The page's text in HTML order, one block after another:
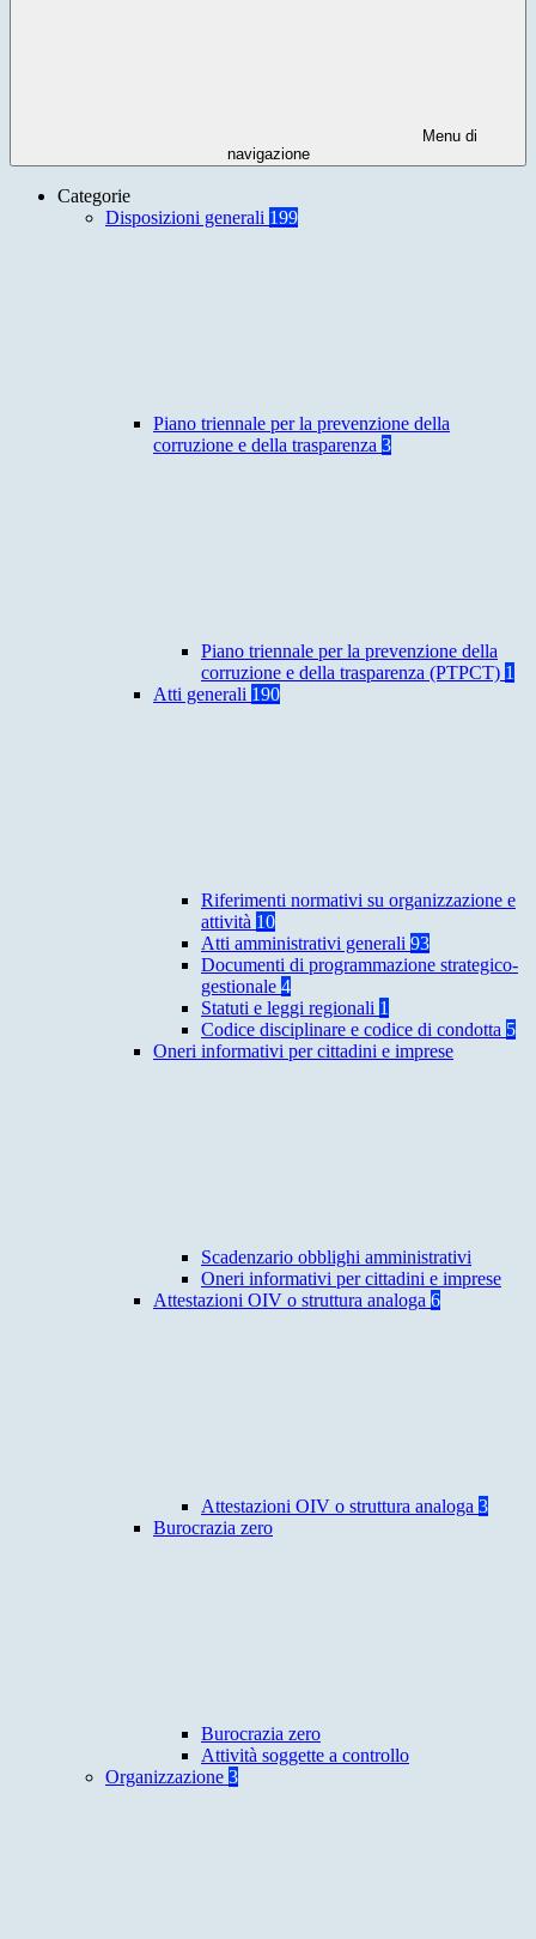
Menu di
navigazione
Categorie
Disposizioni generali 199
Piano triennale per la prevenzione della
corruzione e della trasparenza 3
Piano triennale per la prevenzione della
corruzione e della trasparenza (PTPCT) 1
Atti generali 190
Riferimenti normativi su organizzazione e
attività 10
Atti amministrativi generali 93
Documenti di programmazione strategico-
gestionale 4
Statuti e leggi regionali 1
Codice disciplinare e codice di condotta 5
Oneri informativi per cittadini e imprese
Scadenzario obblighi amministrativi
Oneri informativi per cittadini e imprese
Attestazioni OIV o struttura analoga 6
Attestazioni OIV o struttura analoga 3
Burocrazia zero
Burocrazia zero
Attività soggette a controllo
Organizzazione 3